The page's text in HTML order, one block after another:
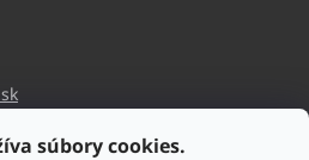
súbory cookies.